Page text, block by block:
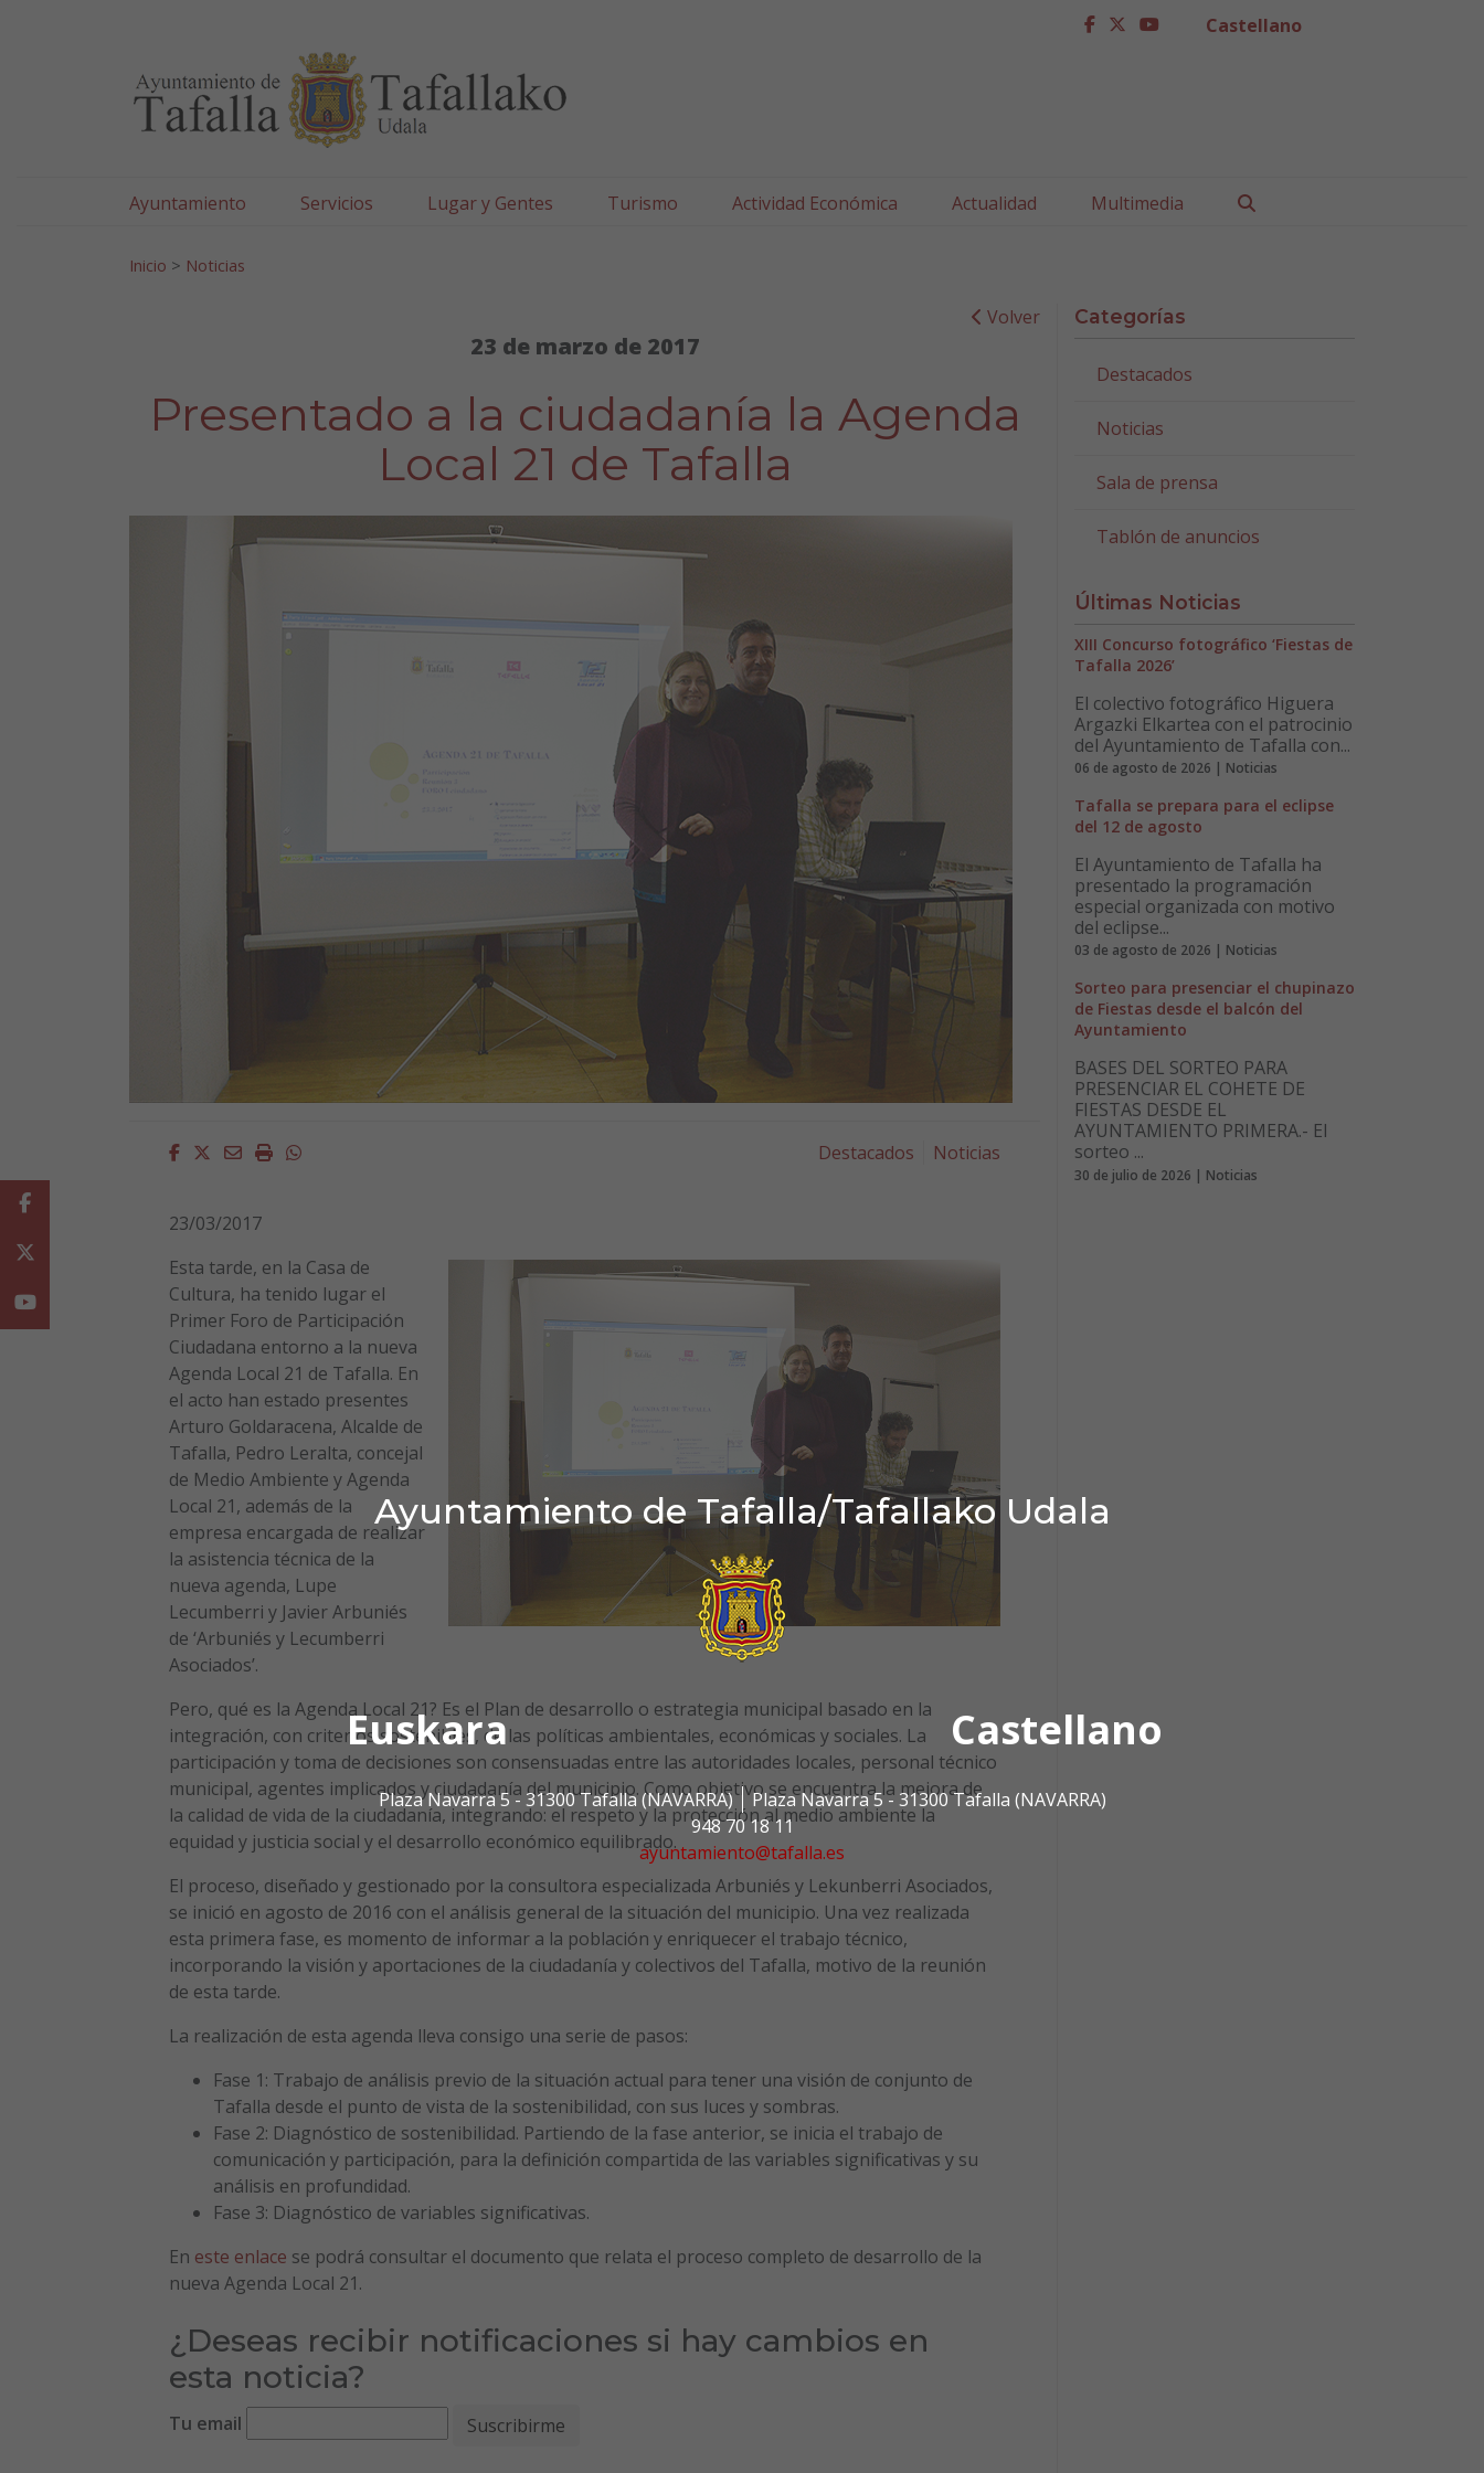
Ayuntamiento de Tafalla/Tafallako Udala
Euskara Castellano
Plaza Navarra 5 - 31300 Tafalla (NAVARRA)
Plaza Navarra 5 - 31300 Tafalla (NAVARRA)
948 70 18 11
ayuntamiento@tafalla.es
facebook
twitter
youtubeCastellano
Ayuntamiento Servicios Lugar y Gentes Turismo Actividad Económica Actualidad Multimedia
Inicio > Noticias
Volver
23 de marzo de 2017
Presentado a la ciudadanía la Agenda
Local 21 de Tafalla
Facebook
Twitter
EmailImprimirWhatsapp Destacados Noticias
23/03/2017
Esta tarde, en la Casa de
Cultura, ha tenido lugar el
Primer Foro de Participación
Ciudadana entorno a la nueva
Agenda Local 21 de Tafalla. En
el acto han estado presentes
Arturo Goldaracena, Alcalde de
Tafalla, Pedro Leralta, concejal
de Medio Ambiente y Agenda
Local 21, además de la
empresa encargada de realizar
la asistencia técnica de la
nueva agenda, Lupe
Lecumberri y Javier Arbuniés
de ‘Arbuniés y Lecumberri
Asociados’.
Pero, qué es la Agenda Local 21? Es el Plan de desarrollo o estrategia municipal basado en la
integración, con criterios sostenibles, de las políticas ambientales, económicas y sociales. La
participación y toma de decisiones son consensuadas entre las autoridades locales, personal técnico
municipal, agentes implicados y ciudadanía del municipio. Como objetivo se encuentra la mejora de
la calidad de vida de la ciudadanía, integrando: el respeto y la protección al medio ambiente la
equidad y justicia social y el desarrollo económico equilibrado.
El proceso, diseñado y gestionado por la consultora especializada Arbuniés y Lekunberri Asociados,
se inició en agosto de 2016 con el análisis general de la situación del municipio. Una vez realizada
esta primera fase, es momento de informar a la población y enriquecer el trabajo técnico,
incorporando la visión y aportaciones de la ciudadanía y colectivos del Tafalla, motivo de la reunión
de esta tarde.
La realización de esta agenda lleva consigo una serie de pasos:
Fase 1: Trabajo de análisis previo de la situación actual para tener una visión de conjunto de
Tafalla desde el punto de vista de la sostenibilidad, con sus luces y sombras.
Fase 2: Diagnóstico de sostenibilidad. Partiendo de la fase anterior, se inicia el trabajo de
comunicación y participación, para la definición compartida de las variables significativas y su
análisis en profundidad.
Fase 3: Diagnóstico de variables significativas.
En este enlace se podrá consultar el documento que relata el proceso completo de desarrollo de la
nueva Agenda Local 21.
¿Deseas recibir notificaciones si hay cambios en
esta noticia?
Tu email
Categorías
Destacados
Noticias
Sala de prensa
Tablón de anuncios
Últimas Noticias
XIII Concurso fotográfico ‘Fiestas de
Tafalla 2026’
El colectivo fotográfico Higuera
Argazki Elkartea con el patrocinio
del Ayuntamiento de Tafalla con...
06 de agosto de 2026 | Noticias
Tafalla se prepara para el eclipse
del 12 de agosto
El Ayuntamiento de Tafalla ha
presentado la programación
especial organizada con motivo
del eclipse...
03 de agosto de 2026 | Noticias
Sorteo para presenciar el chupinazo
de Fiestas desde el balcón del
Ayuntamiento
BASES DEL SORTEO PARA
PRESENCIAR EL COHETE DE
FIESTAS DESDE EL
AYUNTAMIENTO PRIMERA.- El
sorteo ...
30 de julio de 2026 | Noticias
Facebook
Youtube